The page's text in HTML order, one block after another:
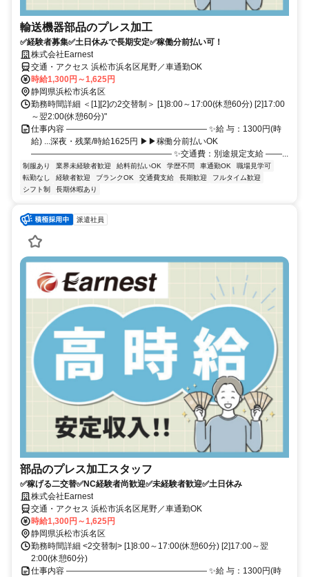
輸送機器部品のプレス加工
✅経験者募集✅土日休みで長期安定✅稼働分前払い可！
株式会社Earnest
交通・アクセス 浜松市浜名区尾野／車通勤OK
時給1,300円～1,625円
静岡県浜松市浜名区
勤務時間詳細 ＜[1][2]の2交替制＞ [1]8:00～17:00(休憩60分) [2]17:00
～翌2:00(休憩60分)"
仕事内容 ――――――――――――――――― ✨給 与：1300円(時
給) ...深夜・残業/時給1625円 ▶▶稼働分前払いOK
――――――――――――――――― ✨交通費：別途規定支給 ――...
制服あり 業界未経験者歓迎 給料前払いOK 学歴不問 車通勤OK
職場見学可
転勤なし
経験者歓迎 ブランクOK 交通費支給 長期歓迎
フルタイム歓迎
シフト制
長期休暇あり
派遣社員
部品のプレス加工スタッフ
✅稼げる二交替✅NC経験者尚歓迎✅未経験者歓迎✅土日休み
株式会社Earnest
交通・アクセス 浜松市浜名区尾野／車通勤OK
時給1,300円～1,625円
静岡県浜松市浜名区
勤務時間詳細 <2交替制> [1]8:00～17:00(休憩60分) [2]17:00～翌
2:00(休憩60分)
仕事内容 ――――――――――――――――― ✨給 与：1300円(時